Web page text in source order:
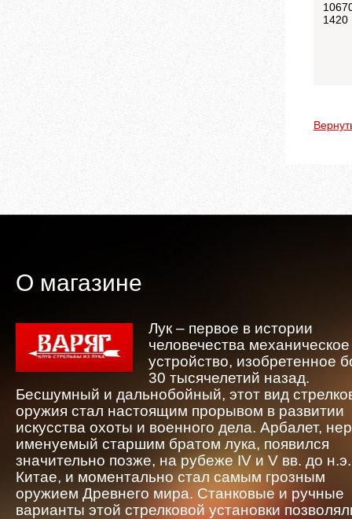
1420
О магазине
Лук – первое в истории
человечества механическое
устройство, изобретенное
30 тысячелетий назад.
Бесшумный и дальнобойный, этот вид
оружия стал настоящим прорывом в развитии
искусства охоты и военного дела. Арбалет,
именуемый старшим братом лука, появился
значительно позже, на рубеже IV и V вв. до
Китае, и моментально стал самым грозным
оружием Древнего мира. Станковые и ручные
варианты этой стрелковой установки